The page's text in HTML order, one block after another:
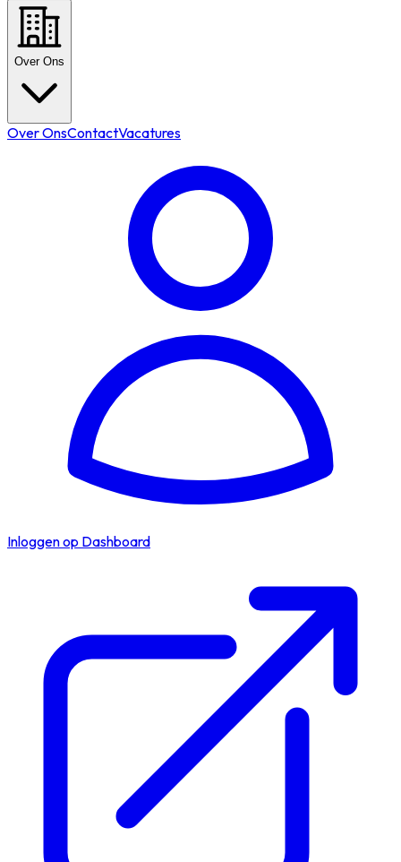
Over Ons
Over OnsContactVacatures
Inloggen op Dashboard